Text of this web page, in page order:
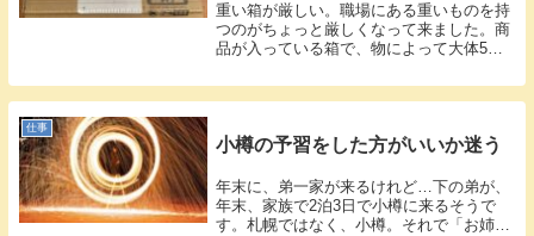
重い箱が厳しい。職場にある重いものを持
つのがちょっと厳しくなって来ました。商
品が入っている箱で、物によって大体5〜
仕事
小樽の予習をした方がいいか迷う
年末に、弟一家が来るけれど…下の弟が、
年末、家族で2泊3日で小樽に来るそうで
す。札幌ではなく、小樽。それで「お姉ち